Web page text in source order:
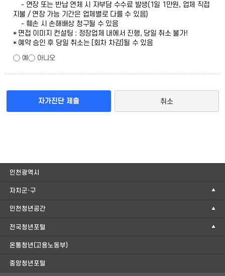
- 연장 또는 반납 연체 시 자부담 수수료 발생(1일 1만원, 업체 직접
지불 / 연장 가능 기간은 업체별로 다를 수 있음)
- 훼손 시 손해배상 청구될 수 있음
* 면접 이미지 컨설팅 : 정장업체 내에서 진행, 당일 취소 불가!
* 예약 승인 후 당일 취소는 [회차 차감]될 수 있음
예
아니오
취소
인천광역시
자치군·구
인천청년공간
전국청년포털
온통청년(고용노동부)
중앙청년포털